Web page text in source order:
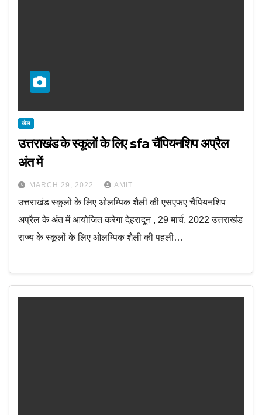
खेल
उत्तराखंड के स्कूलों के लिए sfa चैंपियनशिप अप्रैल
अंत में
MARCH 29, 2022 AMIT
उत्तराखंड स्कूलों के लिए ओलम्पिक शैली की एसएफए चैंपियनशिप
अप्रैल के अंत में आयोजित करेगा देहरादून , 29 मार्च, 2022 उत्तराखंड
राज्य के स्कूलों के लिए ओलम्पिक शैली की पहली…